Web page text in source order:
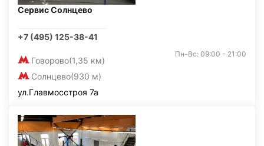
Сервис Солнцево
+7 (495) 125-38-41
Говорово(1,35 км)
Солнцево(930 м)
Пн-Вс: 09:00 - 21:00
ул.Главмосстроя 7а